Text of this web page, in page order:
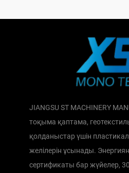
JIANGSU ST MACHINERY
тоқыма қаптама,
қолданыстар үшін
желілерін ұсынады.
сертификаты бар жүйелер,